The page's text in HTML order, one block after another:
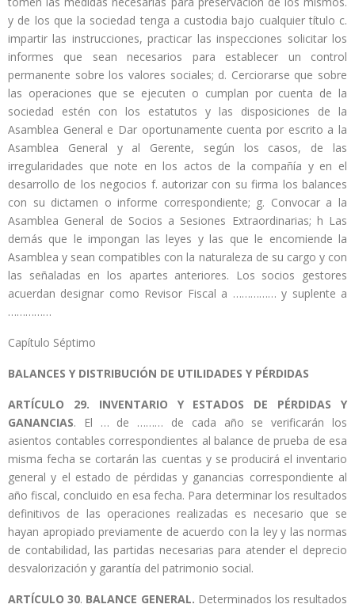
y de los que la sociedad tenga a custodia bajo cualquier título c.
impartir las instrucciones, practicar las inspecciones solicitar los
informes que sean necesarios para establecer un control
permanente sobre los valores sociales; d. Cerciorarse que sobre
las operaciones que se ejecuten o cumplan por cuenta de la
sociedad estén con los estatutos y las disposiciones de la
Asamblea General e Dar oportunamente cuenta por escrito a la
Asamblea General y al Gerente, según los casos, de las
irregularidades que note en los actos de la compañía y en el
desarrollo de los negocios f. autorizar con su firma los balances
con su dictamen o informe correspondiente; g. Convocar a la
Asamblea General de Socios a Sesiones Extraordinarias; h Las
demás que le impongan las leyes y las que le encomiende la
Asamblea y sean compatibles con la naturaleza de su cargo y con
las señaladas en los apartes anteriores. Los socios gestores
acuerdan designar como Revisor Fiscal a …………… y suplente a
……………
Capítulo Séptimo
BALANCES Y DISTRIBUCIÓN DE UTILIDADES Y PÉRDIDAS
ARTÍCULO
29. INVENTARIO Y ESTADOS DE PÉRDIDAS Y
GANANCIAS. El … de ……… de cada año se verificarán los
asientos contables correspondientes al balance de prueba de esa
misma fecha se cortarán las cuentas y se producirá el inventario
general y el estado de pérdidas y ganancias correspondiente al
año fiscal, concluido en esa fecha. Para determinar los resultados
definitivos de las operaciones realizadas es necesario que se
hayan apropiado previamente de acuerdo con la ley y las normas
de contabilidad, las partidas necesarias para atender el deprecio
desvalorización y garantía del patrimonio social.
ARTÍCULO 30. BALANCE GENERAL. Determinados los resultados